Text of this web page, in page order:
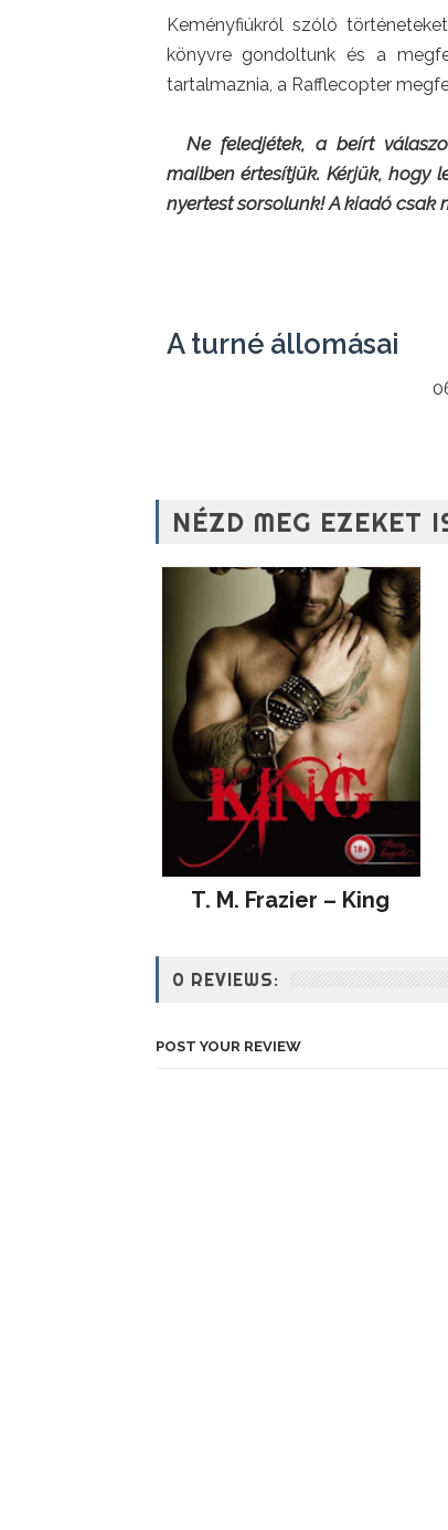
Keményfiúkról szóló
könyvre gondoltunk és a
tartalmaznia, a Rafflecopter
Ne feledjétek, a beírt
mailben értesítjük. Kérjük, hogy
nyertest sorsolunk! A kiadó csak
A turné állomásai
NÉZD MEG EZEKET
T. M. Frazier – King
0 REVIEWS:
POST YOUR REVIEW